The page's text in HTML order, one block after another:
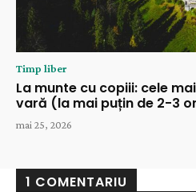
Timp liber
La munte cu copiii: cele
vară (la mai puțin de 2-3
mai 25, 2026
1 COMENTARIU